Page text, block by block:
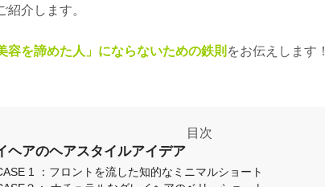
紹介します。
容を諦めた人」にならないための鉄則 をお伝えします！
ヘアのヘアスタイルアイデア
1 ：フロントを流した知的なミニマルショート